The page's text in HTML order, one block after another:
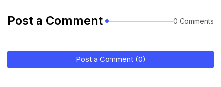
Post a Comment 0 Comments
Post a Comment (0)